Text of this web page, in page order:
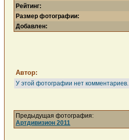
Рейтинг:
Размер фотографии:
Добавлен:
Автор:
У этой фотографии нет комментариев.
Предыдущая фотография:
Артдивизион 2011